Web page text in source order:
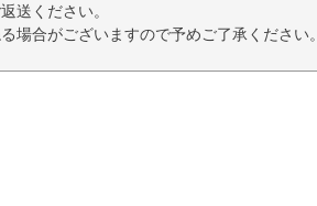
送ください。
場合がございますので予めご了承ください。